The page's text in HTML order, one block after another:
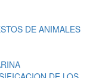
DE ANIMALES